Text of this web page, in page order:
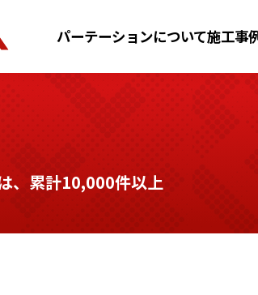
パーテーションについて施工事
、累計10,000件以上